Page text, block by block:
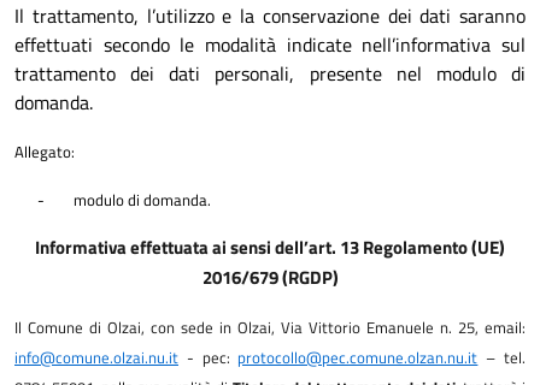
Il trattamento, l’utilizzo e la conservazione dei dati saranno
effettuati secondo le modalità indicate nell’informativa sul
trattamento dei dati personali, presente nel modulo di
domanda.
Allegato:
- modulo di domanda.
Informativa effettuata ai sensi dell’art. 13 Regolamento (UE)
2016/679 (RGDP)
Il Comune di Olzai, con sede in Olzai, Via Vittorio Emanuele n. 25, email:
info@comune.olzai.nu.it - pec: protocollo@pec.comune.olzan.nu.it – tel.